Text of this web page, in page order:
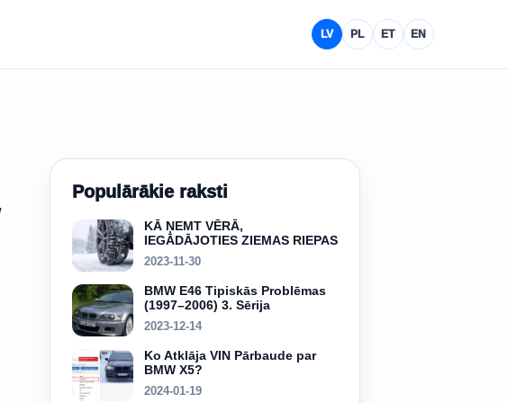
LV PL ET EN
Populārākie raksti
KĀ ŅEMT VĒRĀ,
IEGĀDĀJOTIES ZIEMAS RIEPAS
2023-11-30
BMW E46 Tipiskās Problēmas
(1997–2006) 3. Sērija
2023-12-14
Ko Atklāja VIN Pārbaude par
BMW X5?
2024-01-19